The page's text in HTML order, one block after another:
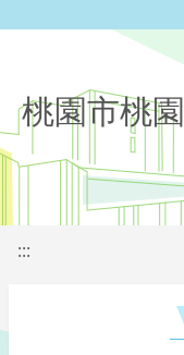
桃園市桃
:::